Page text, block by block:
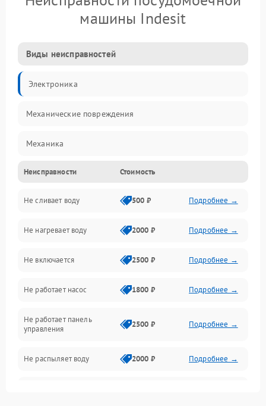
машины Indesit
Виды неисправностей
Электроника
Механические повреждения
Механика
Управление
Электропитание
Датчики
Нагрев
Вода
Гигиена
Программное обеспечение
Неисправности Стоимость
Не сливает воду 500 ₽ Подробнее →
Не нагревает воду 2000 ₽ Подробнее →
Не включается 2500 ₽ Подробнее →
Не работает насос 1800 ₽ Подробнее →
Не работает панель
управления
2500 ₽ Подробнее →
Не распыляет воду 2000 ₽ Подробнее →